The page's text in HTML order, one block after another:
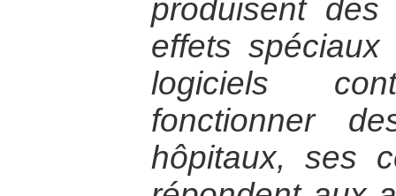
produisent
effets
logiciels
fonctionner
hôpitaux, ses